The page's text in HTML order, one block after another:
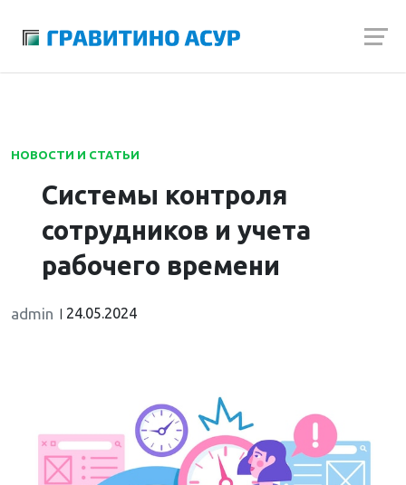
НОВОСТИ И СТАТЬИ
Системы контроля
сотрудников и учета
рабочего времени
admin 24.05.2024